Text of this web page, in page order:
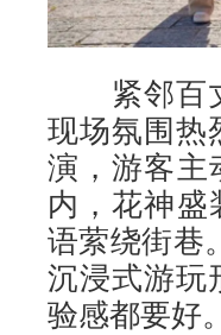
紧邻百丈
现场氛围热
演，游客主
内，花神盛
语萦绕街巷
沉浸式游玩
验感都要好